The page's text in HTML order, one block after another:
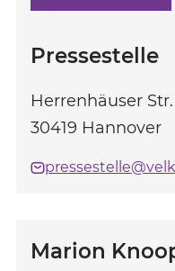
Pressestelle
Herrenhäuser Str.
30419 Hannover
Marion